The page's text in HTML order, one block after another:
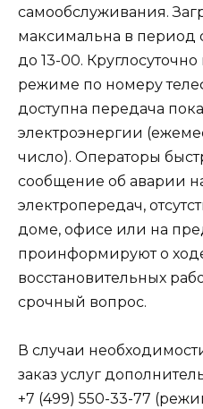
самообслуживания.
максимальна в период
до 13-00.
режиме по номеру
доступна передача
электроэнергии
число). Операторы
сообщение об аварии
электропередач,
доме, офисе или на
проинформируют о
восстановительных
срочный вопрос.
В случаи
заказ услуг
+7 (499) 550-33-77